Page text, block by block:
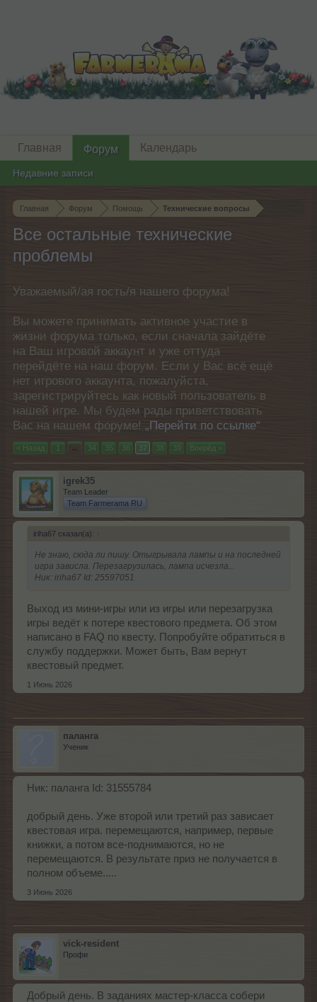
Главная Форум Помощь Технические вопросы
Все остальные технические
проблемы
Уважаемый/ая гость/я нашего форума!
Вы можете принимать активное участие в
жизни форума только, если сначала зайдёте
на Ваш игровой аккаунт и уже оттуда
перейдёте на наш форум. Если у Вас всё ещё
нет игрового аккаунта, пожалуйста,
зарегистрируйтесь как новый пользователь в
нашей игре. Мы будем рады приветствовать
Вас на нашем форуме! „Перейти по ссылке“
< Назад 1 ← 34 35 36 37 38 39 Вперёд >
igrek35
Team Leader
Team Farmerama RU
iriha67 сказал(а): ↑
Не знаю, сюда ли пишу. Отыгрывала лампы и на последней
игра зависла. Перезагрузилась, лампа исчезла...
Ник: iriha67 Id: 25597051
Выход из мини-игры или из игры или перезагрузка
игры ведёт к потере квестового предмета. Об этом
написано в FAQ по квесту. Попробуйте обратиться в
службу поддержки. Может быть, Вам вернут
квестовый предмет.
1 Июнь 2026
паланга
Ученик
Ник: паланга Id: 31555784
добрый день. Уже второй или третий раз зависает
квестовая игра. перемещаются, например, первые
книжки, а потом все-поднимаются, но не
перемещаются. В результате приз не получается в
полном объеме.....
3 Июнь 2026
vick-resident
Профи
Добрый день. В заданиях мастер-класса собери
Главная Форум
Недавние записи
Календарь